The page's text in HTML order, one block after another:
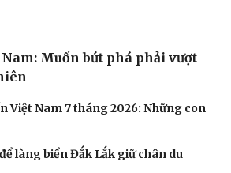
tiên huấn luyện UAV cảm tử tại Hàn
ca khúc: Không thể gây sốc rồi
131 vòm cầu đá: Đánh thức di sản giữa